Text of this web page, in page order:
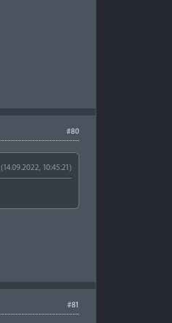
#80
(14.09.2022, 10:45:21)
#81